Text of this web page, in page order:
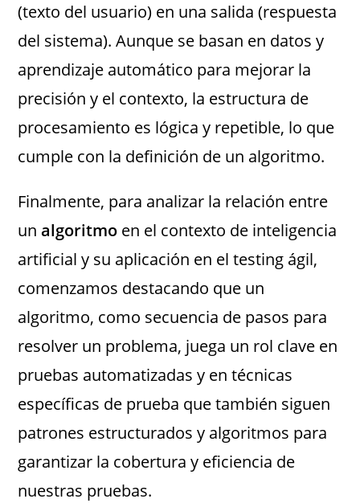
(texto del usuario) en una salida (respuesta
del sistema). Aunque se basan en datos y
aprendizaje automático para mejorar la
precisión y el contexto, la estructura de
procesamiento es lógica y repetible, lo que
cumple con la definición de un algoritmo.
Finalmente, para analizar la relación entre
unalgoritmo en el contexto de inteligencia
artificial y su aplicación en el testing ágil,
comenzamos destacando que un
algoritmo, como secuencia de pasos para
resolver un problema, juega un rol clave en
pruebas automatizadas y en técnicas
específicas de prueba que también siguen
patrones estructurados y algoritmos para
garantizar la cobertura y eficiencia de
nuestras pruebas.